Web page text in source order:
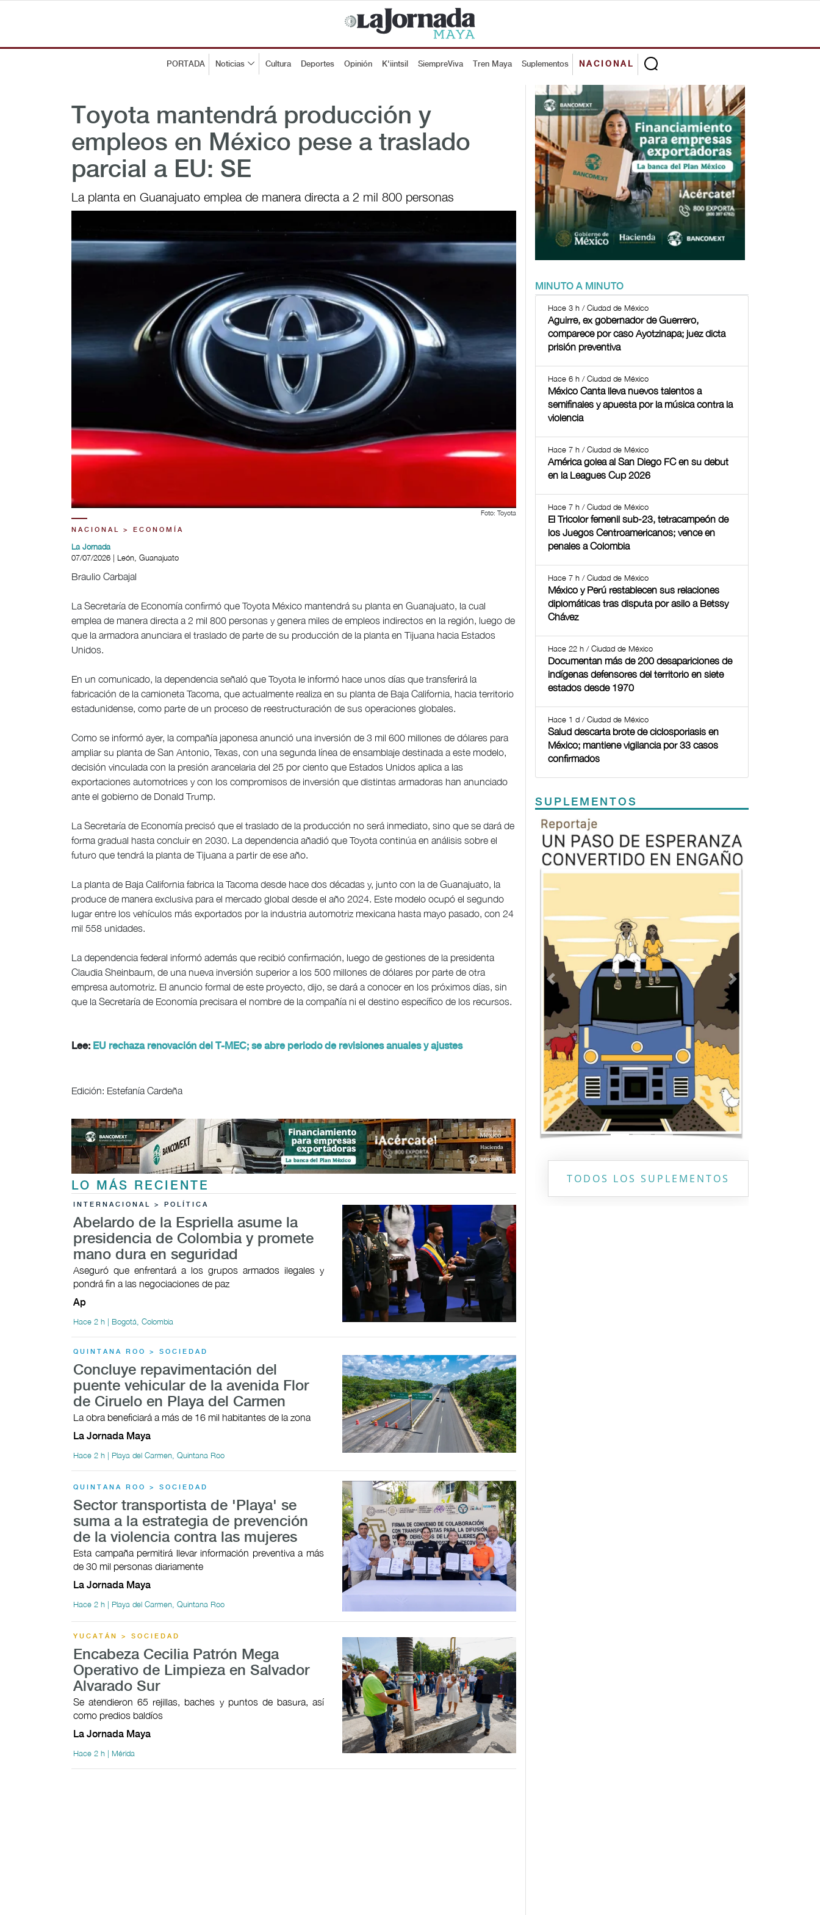
PORTADA Noticias Cultura Deportes Opinión K'iintsil SiempreViva Tren Maya Suplementos NACIONAL
Toyota mantendrá producción y
empleos en México pese a traslado
parcial a EU: SE
La planta en Guanajuato emplea de manera directa a 2 mil 800 personas
Foto: Toyota
NACIONAL > ECONOMÍA
La Jornada
07/07/2026 | León, Guanajuato
Braulio Carbajal
La Secretaría de Economía confirmó que Toyota México mantendrá su planta en Guanajuato, la cual
emplea de manera directa a 2 mil 800 personas y genera miles de empleos indirectos en la región, luego de
que la armadora anunciara el traslado de parte de su producción de la planta en Tijuana hacia Estados
Unidos.
En un comunicado, la dependencia señaló que Toyota le informó hace unos días que transferirá la
fabricación de la camioneta Tacoma, que actualmente realiza en su planta de Baja California, hacia territorio
estadunidense, como parte de un proceso de reestructuración de sus operaciones globales.
Como se informó ayer, la compañía japonesa anunció una inversión de 3 mil 600 millones de dólares para
ampliar su planta de San Antonio, Texas, con una segunda línea de ensamblaje destinada a este modelo,
decisión vinculada con la presión arancelaria del 25 por ciento que Estados Unidos aplica a las
exportaciones automotrices y con los compromisos de inversión que distintas armadoras han anunciado
ante el gobierno de Donald Trump.
La Secretaría de Economía precisó que el traslado de la producción no será inmediato, sino que se dará de
forma gradual hasta concluir en 2030. La dependencia añadió que Toyota continúa en análisis sobre el
futuro que tendrá la planta de Tijuana a partir de ese año.
La planta de Baja California fabrica la Tacoma desde hace dos décadas y, junto con la de Guanajuato, la
produce de manera exclusiva para el mercado global desde el año 2024. Este modelo ocupó el segundo
lugar entre los vehículos más exportados por la industria automotriz mexicana hasta mayo pasado, con 24
mil 558 unidades.
La dependencia federal informó además que recibió confirmación, luego de gestiones de la presidenta
Claudia Sheinbaum, de una nueva inversión superior a los 500 millones de dólares por parte de otra
empresa automotriz. El anuncio formal de este proyecto, dijo, se dará a conocer en los próximos días, sin
que la Secretaría de Economía precisara el nombre de la compañía ni el destino específico de los recursos.
Lee: EU rechaza renovación del T-MEC; se abre periodo de revisiones anuales y ajustes
Edición: Estefanía Cardeña
LO MÁS RECIENTE
INTERNACIONAL > POLÍTICA
Abelardo de la Espriella asume la
presidencia de Colombia y promete
mano dura en seguridad
Aseguró que enfrentará a los grupos armados ilegales y
pondrá fin a las negociaciones de paz
Ap
Hace 2 h | Bogotá, Colombia
QUINTANA ROO > SOCIEDAD
Concluye repavimentación del
puente vehicular de la avenida Flor
de Ciruelo en Playa del Carmen
La obra beneficiará a más de 16 mil habitantes de la zona
La Jornada Maya
Hace 2 h | Playa del Carmen, Quintana Roo
QUINTANA ROO > SOCIEDAD
Sector transportista de 'Playa' se
suma a la estrategia de prevención
de la violencia contra las mujeres
Esta campaña permitirá llevar información preventiva a más
de 30 mil personas diariamente
La Jornada Maya
Hace 2 h | Playa del Carmen, Quintana Roo
YUCATÁN > SOCIEDAD
Encabeza Cecilia Patrón Mega
Operativo de Limpieza en Salvador
Alvarado Sur
Se atendieron 65 rejillas, baches y puntos de basura, así
como predios baldíos
La Jornada Maya
Hace 2 h | Mérida
MINUTO A MINUTO
Hace 3 h / Ciudad de México
Aguirre, ex gobernador de Guerrero,
comparece por caso Ayotzinapa; juez dicta
prisión preventiva
Hace 6 h / Ciudad de México
México Canta lleva nuevos talentos a
semifinales y apuesta por la música contra la
violencia
Hace 7 h / Ciudad de México
América golea al San Diego FC en su debut
en la Leagues Cup 2026
Hace 7 h / Ciudad de México
El Tricolor femenil sub-23, tetracampeón de
los Juegos Centroamericanos; vence en
penales a Colombia
Hace 7 h / Ciudad de México
México y Perú restablecen sus relaciones
diplomáticas tras disputa por asilo a Betssy
Chávez
Hace 22 h / Ciudad de México
Documentan más de 200 desapariciones de
indígenas defensores del territorio en siete
estados desde 1970
Hace 1 d / Ciudad de México
Salud descarta brote de ciclosporiasis en
México; mantiene vigilancia por 33 casos
confirmados
SUPLEMENTOS
Previous Next
TODOS LOS SUPLEMENTOS